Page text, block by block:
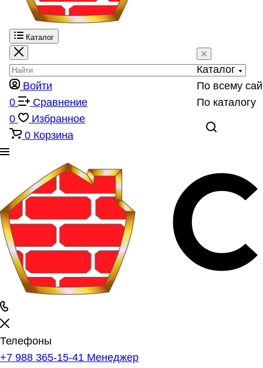
Каталог
Каталог
По всему
По каталогу
Войти
0
Сравнение
0
Избранное
0 Корзина
Телефоны
+7 988 365-15-41 Менеджер